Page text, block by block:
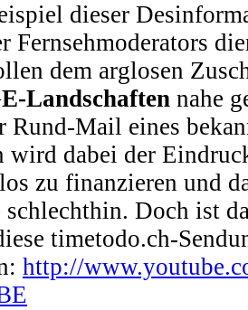
dieser
Fernsehmoderators
dem arglosen
Landschaften nahe
Rund-Mail eines
wird dabei der
zu finanzieren und
schlechthin. Doch ist
timetodo.ch-
http://